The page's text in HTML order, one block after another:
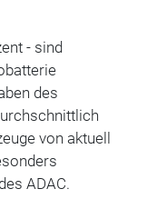
- sind
des
von aktuell
ADAC.